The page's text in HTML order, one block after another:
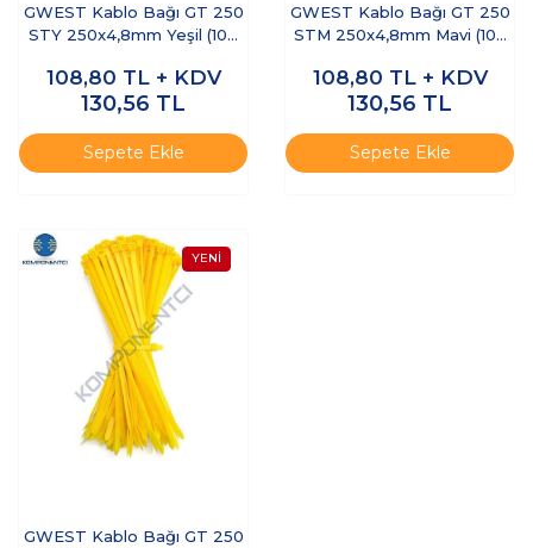
GWEST Kablo Bağı GT 250
STY 250x4,8mm Yeşil (100
108,80 TL + KDV
130,56 TL
Sepete Ekle
GWEST Kablo Bağı GT 250
STM 250x4,8mm Mavi (100
108,80 TL + KDV
130,56 TL
Sepete Ekle
GWEST Kablo Bağı GT 250